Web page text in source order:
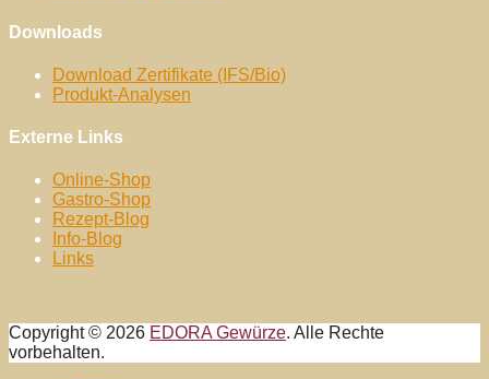
Downloads
Download Zertifikate (IFS/Bio)
Produkt-Analysen
Externe Links
Online-Shop
Gastro-Shop
Rezept-Blog
Info-Blog
Links
Copyright © 2026 EDORA Gewürze. Alle Rechte
vorbehalten.